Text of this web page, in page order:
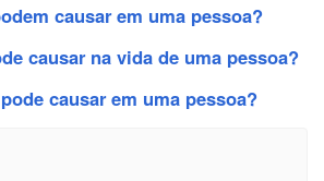
causar em uma pessoa?
causar na vida de uma pessoa?
causar em uma pessoa?